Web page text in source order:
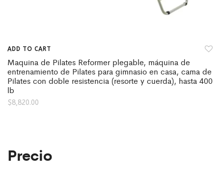
ADD TO CART
Maquina de Pilates Reformer plegable, máquina de
entrenamiento de Pilates para gimnasio en casa, cama de
Pilates con doble resistencia (resorte y cuerda), hasta 400
lb
$8,820.00
Precio